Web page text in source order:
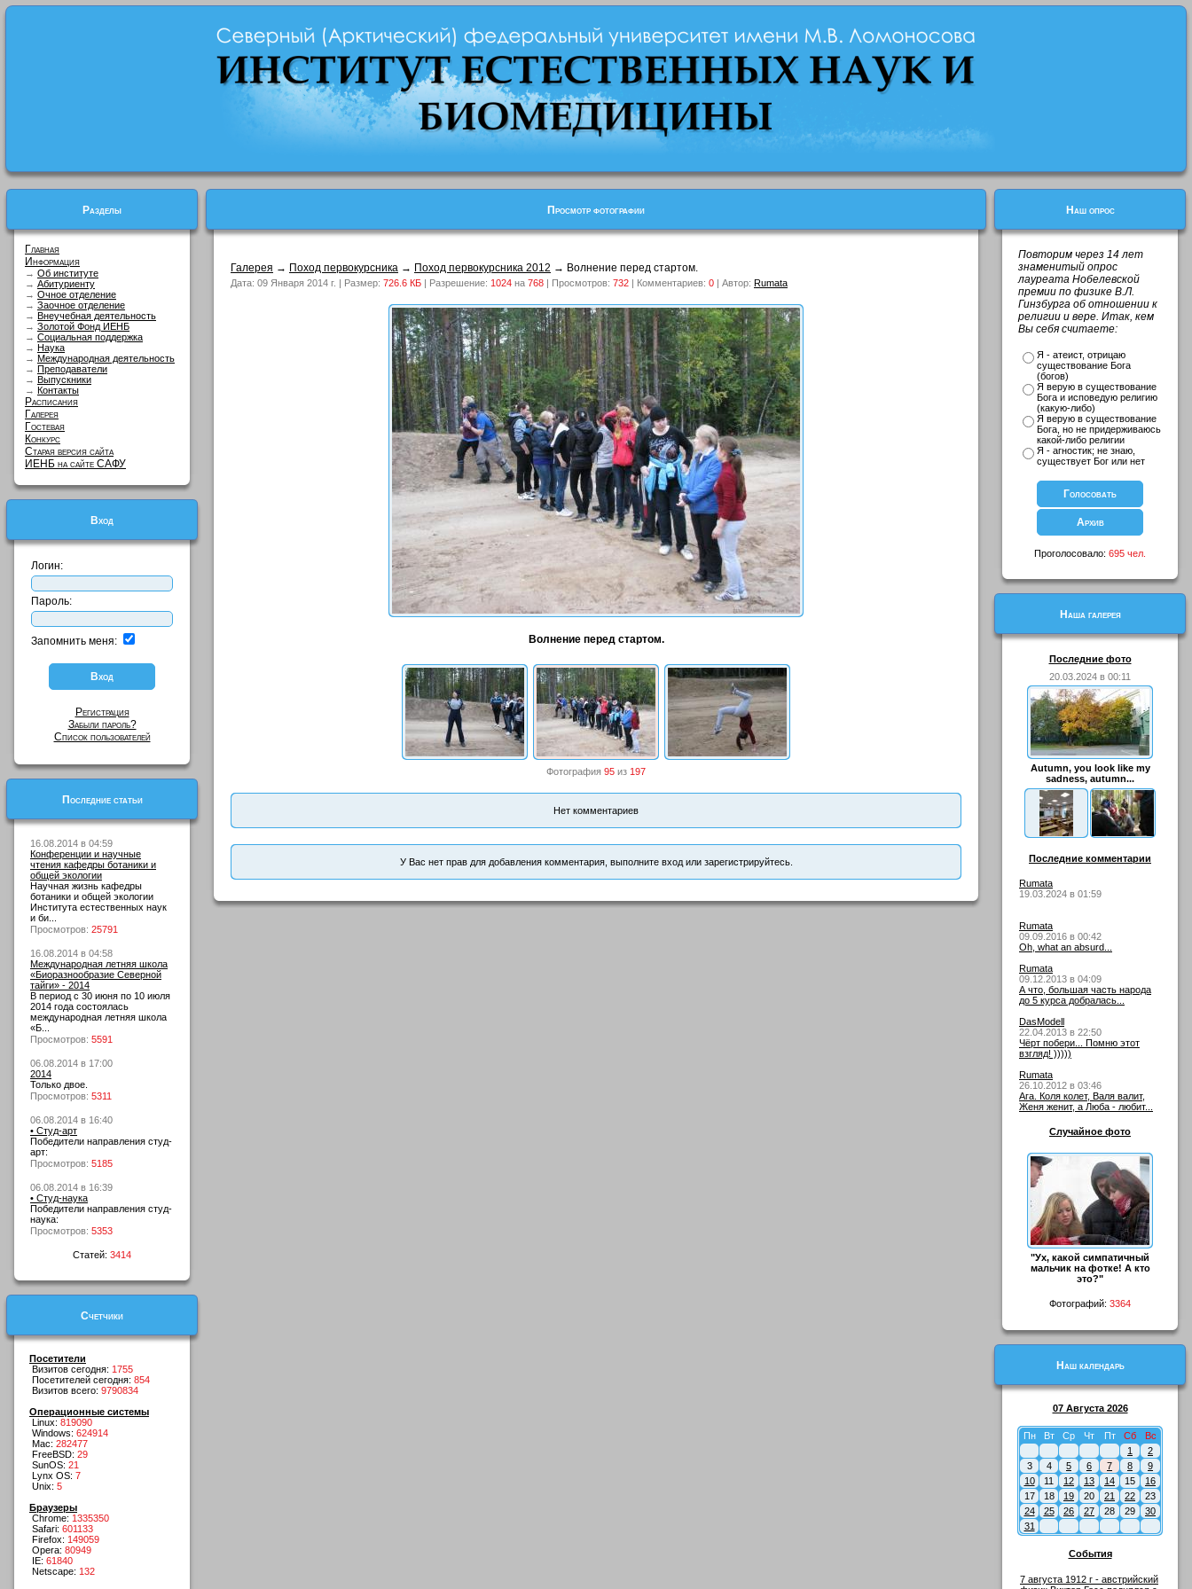
Разделы
Главная
Информация
→ Об институте
→ Абитуриенту
→ Очное отделение
→ Заочное отделение
→ Внеучебная деятельность
→ Золотой Фонд ИЕНБ
→ Социальная поддержка
→ Наука
→ Международная деятельность
→ Преподаватели
→ Выпускники
→ Контакты
Расписания
Галерея
Гостевая
Конкурс
Старая версия сайта
ИЕНБ на сайте САФУ
Вход
Логин:
Пароль:
Запомнить меня:
Регистрация
Забыли пароль?
Список пользователей
Последние статьи
16.08.2014 в 04:59
Конференции и научные
чтения кафедры ботаники и
общей экологии
Научная жизнь кафедры
ботаники и общей экологии
Института естественных наук
и би...
Просмотров: 25791
16.08.2014 в 04:58
Международная летняя школа
«Биоразнообразие Северной
тайги» - 2014
В период с 30 июня по 10 июля
2014 года состоялась
международная летняя школа
«Б...
Просмотров: 5591
06.08.2014 в 17:00
2014
Только двое.
Просмотров: 5311
06.08.2014 в 16:40
• Студ-арт
Победители направления студ-
арт:
Просмотров: 5185
06.08.2014 в 16:39
• Студ-наука
Победители направления студ-
наука:
Просмотров: 5353
Статей: 3414
Счетчики
Посетители
Визитов сегодня: 1755
Посетителей сегодня: 854
Визитов всего: 9790834
Операционные системы
Linux: 819090
Windows: 624914
Mac: 282477
FreeBSD: 29
SunOS: 21
Lynx OS: 7
Unix: 5
Браузеры
Chrome: 1335350
Safari: 601133
Firefox: 149059
Opera: 80949
IE: 61840
Netscape: 132
Просмотр фотографии
Галерея → Поход первокурсника → Поход первокурсника 2012 → Волнение перед стартом.
Дата: 09 Января 2014 г. | Размер: 726.6 КБ | Разрешение: 1024 на 768 | Просмотров: 732 | Комментариев: 0 | Автор: Rumata
Волнение перед стартом.
Фотография 95 из 197
Нет комментариев
У Вас нет прав для добавления комментария, выполните вход или зарегистрируйтесь.
Наш опрос
Повторим через 14 лет
знаменитый опрос
лауреата Нобелевской
премии по физике В.Л.
Гинзбурга об отношении к
религии и вере. Итак, кем
Вы себя считаете:
Я - атеист, отрицаю
существование Бога
(богов)
Я верую в существование
Бога и исповедую религию
(какую-либо)
Я верую в существование
Бога, но не придерживаюсь
какой-либо религии
Я - агностик; не знаю,
существует Бог или нет
Проголосовало: 695 чел.
Наша галерея
Последние фото
20.03.2024 в 00:11
Autumn, you look like my
sadness, autumn...
Последние комментарии
Rumata
19.03.2024 в 01:59
Rumata
09.09.2016 в 00:42
Oh, what an absurd...
Rumata
09.12.2013 в 04:09
А что, большая часть народа
до 5 курса добралась...
DasModell
22.04.2013 в 22:50
Чёрт побери... Помню этот
взгляд! )))))
Rumata
26.10.2012 в 03:46
Ага. Коля колет, Валя валит,
Женя женит, а Люба - любит...
Случайное фото
"Ух, какой симпатичный
мальчик на фотке! А кто
это?"
Фотографий: 3364
Наш календарь
07 Августа 2026
Пн Вт Ср Чт Пт Сб
Вс
1
2
3
4 5 6 7 8
9
10
11 12 13 14 15
16
17
18 19 20 21 22
23
24
25 26 27 28 29
30
31
События
7 августа 1912 г - австрийский